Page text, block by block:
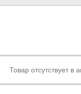
Товар отсутствует в